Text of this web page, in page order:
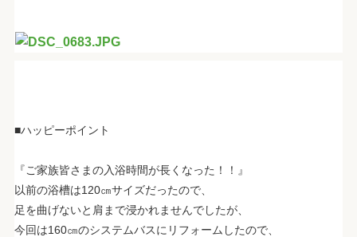
■ハッピーポイント
『ご家族皆さまの入浴時間が長くなった！！』
以前の浴槽は120㎝サイズだったので、
足を曲げないと肩まで浸かれませんでしたが、
今回は160㎝のシステムバスにリフォームしたので、